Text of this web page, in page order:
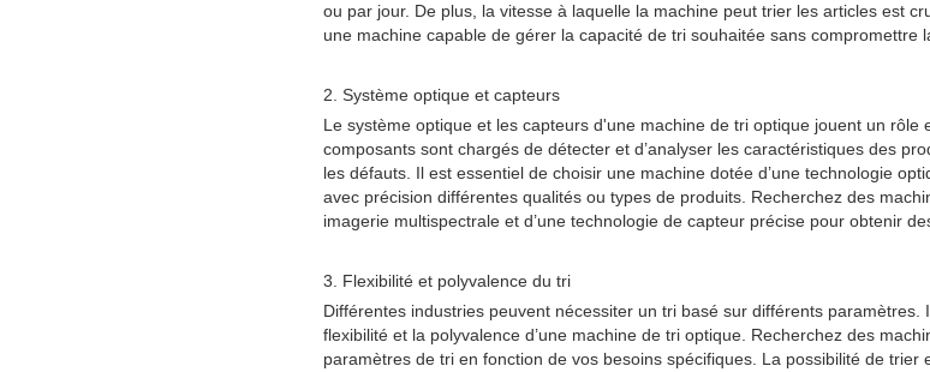
ou par jour. De plus, la vitesse à laquelle la machine peut trier les articles est
une machine capable de gérer la capacité de tri souhaitée sans compromettre
2. Système optique et capteurs
Le système optique et les capteurs d'une machine de tri optique jouent un rôle
composants sont chargés de détecter et d’analyser les caractéristiques des
les défauts. Il est essentiel de choisir une machine dotée d’une technologie
avec précision différentes qualités ou types de produits. Recherchez des
imagerie multispectrale et d’une technologie de capteur précise pour obtenir
3. Flexibilité et polyvalence du tri
Différentes industries peuvent nécessiter un tri basé sur différents
flexibilité et la polyvalence d’une machine de tri optique. Recherchez des
paramètres de tri en fonction de vos besoins spécifiques. La possibilité de trier